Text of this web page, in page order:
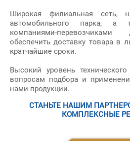
Широкая филиальная сеть,
автомобильного парка, а
компаниями-
обеспечить доставку товара в
кратчайшие сроки.
Высокий уровень
вопросам подбора и
нами продукции.
СТАНЬТЕ НАШИМ
КОМПЛЕКСНЫЕ